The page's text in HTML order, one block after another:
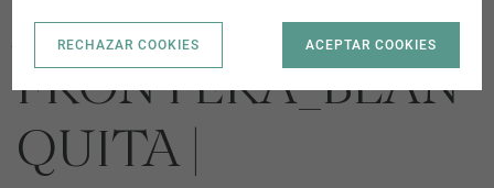
JEREZ DE LA
FRONTERA_BLAN
QUITA |
RECHAZAR COOKIES ACEPTAR COOKIES